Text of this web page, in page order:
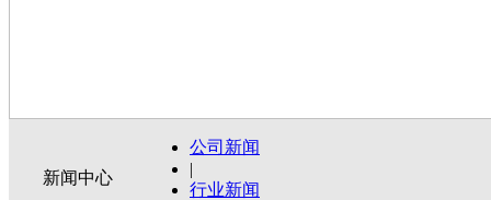
新闻中心
公司新闻
|
行业新闻